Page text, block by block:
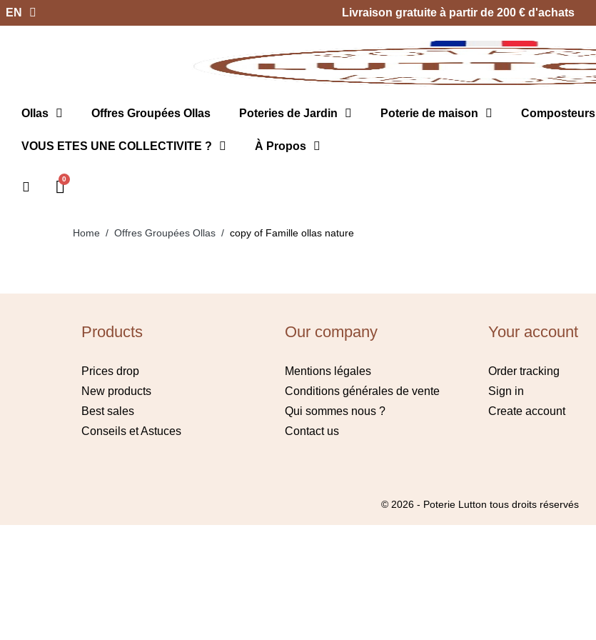
EN Livraison gratuite à partir de 200 € d'achats
Ollas Offres Groupées Ollas Poteries de Jardin Poterie de maison Composteurs
VOUS ETES UNE COLLECTIVITE ? À Propos
Home Offres Groupées Ollas copy of Famille ollas nature
Products
Prices drop
New products
Best sales
Conseils et Astuces
Our company
Mentions légales
Conditions générales de vente
Qui sommes nous ?
Contact us
Your account
Order tracking
Sign in
Create account
© 2026 - Poterie Lutton tous droits réservés